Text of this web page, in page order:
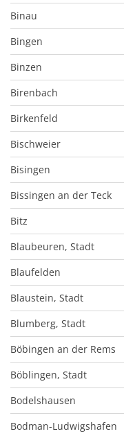
Binau
Bingen
Binzen
Birenbach
Birkenfeld
Bischweier
Bisingen
Bissingen an der Teck
Bitz
Blaubeuren, Stadt
Blaufelden
Blaustein, Stadt
Blumberg, Stadt
Böbingen an der Rems
Böblingen, Stadt
Bodelshausen
Bodman-Ludwigshafen